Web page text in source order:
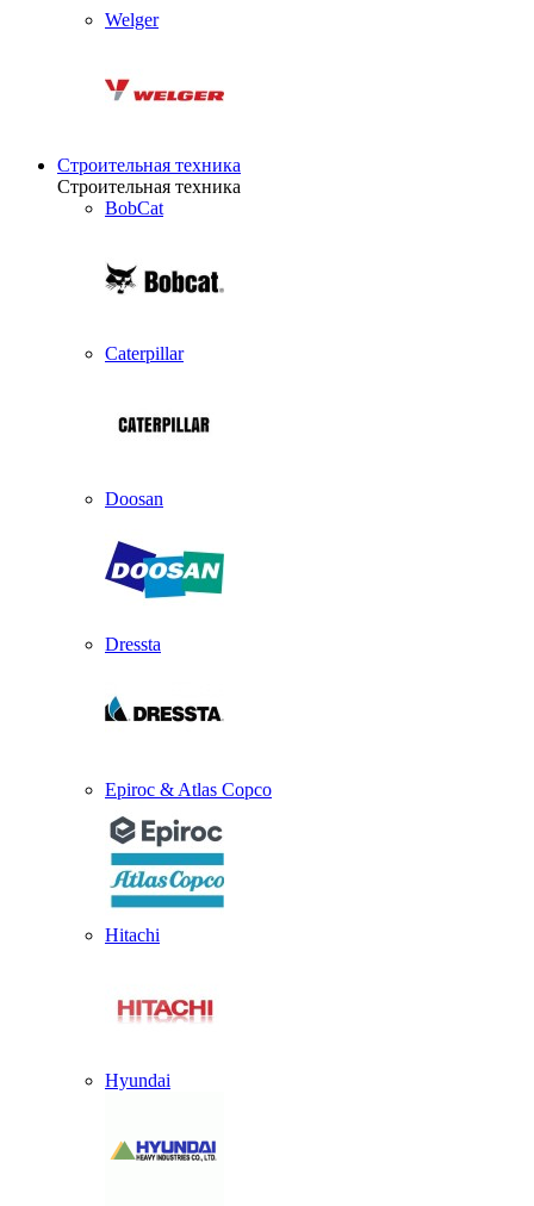
Welger
Строительная техника
Строительная техника
BobCat
Caterpillar
Doosan
Dressta
Epiroc & Atlas Copco
Hitachi
Hyundai